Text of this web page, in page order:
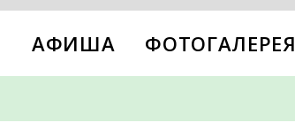
АФИША ФОТОГАЛЕРЕЯ